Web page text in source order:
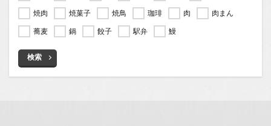
焼肉
焼菓子 焼鳥 珈琲 肉
肉まん
蕎麦
鍋 餃子 駅弁 鰻
検索